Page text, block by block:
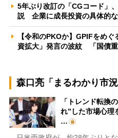
5年ぶり改訂の「CGコード」
説 企業に成長投資の具体的
【令和のPKOか】GPIFをめ
資拡大」発言の波紋 「国債
森口亮「まるわかり市況
「トレンド転換
れ”した市場心理
…